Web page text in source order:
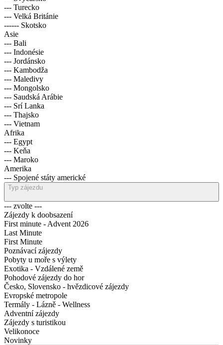
--- Turecko
--- Velká Británie
------ Skotsko
Asie
--- Bali
--- Indonésie
--- Jordánsko
--- Kambodža
--- Maledivy
--- Mongolsko
--- Saudská Arábie
--- Srí Lanka
--- Thajsko
--- Vietnam
Afrika
--- Egypt
--- Keňa
--- Maroko
Amerika
--- Spojené státy americké
Typ zájezdu
--- zvolte ---
Zájezdy k doobsazení
First minute - Advent 2026
Last Minute
First Minute
Poznávací zájezdy
Pobyty u moře s výlety
Exotika - Vzdálené země
Pohodové zájezdy do hor
Česko, Slovensko - hvězdicové zájezdy
Evropské metropole
Termály - Lázně - Wellness
Adventní zájezdy
Zájezdy s turistikou
Velikonoce
Novinky